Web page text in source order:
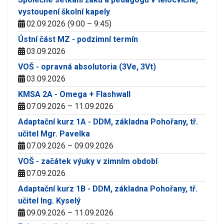
vystoupení školní kapely
02.09.2026 (9:00 – 9:45)
Ústní část MZ - podzimní termín
03.09.2026
VOŠ - opravná absolutoria (3Ve, 3Vt)
03.09.2026
KMSA 2A - Omega + Flashwall
07.09.2026 – 11.09.2026
Adaptační kurz 1A - DDM, základna Pohořany, tř.
učitel Mgr. Pavelka
07.09.2026 – 09.09.2026
VOŠ - začátek výuky v zimním období
07.09.2026
Adaptační kurz 1B - DDM, základna Pohořany, tř.
učitel Ing. Kyselý
09.09.2026 – 11.09.2026